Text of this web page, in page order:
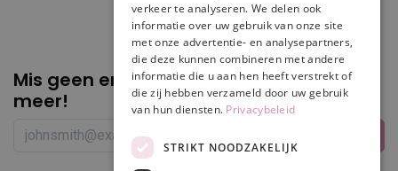
Mis geen enkelepromotie of korting
meer!
verkeer te analyseren. We delen ook
informatie over uw gebruik van onze site
met onze advertentie- en analysepartners,
die deze kunnen combineren met andere
informatie die u aan hen heeft verstrekt of
die zij hebben verzameld door uw gebruik
van hun diensten. Privacybeleid
STRIKT NOODZAKELIJK